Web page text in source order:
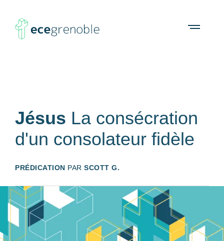
ECE
À propos Agenda RessourcesOpen
Jésus La consécration
d'un consolateur fidèle
PRÉDICATION PAR SCOTT G.